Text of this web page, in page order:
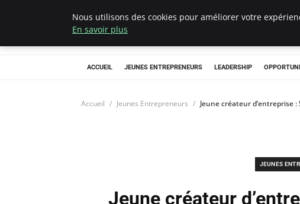
AIESEC France
ACCUEIL JEUNES ENTREPRENEURS LEADERSHIP
Accueil Jeunes Entrepreneurs Jeune créateur d’entreprise
JEUNES
Jeune créateur
Nous utilisons des cookies pour améliorer votre
En savoir plus